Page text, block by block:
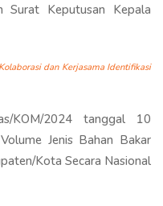
Surat Keputusan Kepala
dan Kerjasama Identifikasi
KOM/2024 tanggal 10
Jenis Bahan Bakar
Kota Secara Nasional